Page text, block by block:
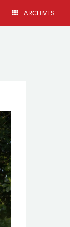
ARCHIVES